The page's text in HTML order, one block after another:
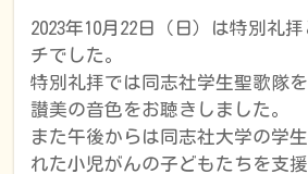
2023年10月22日（日）は特別礼
チでした。
特別礼拝では同志社学生聖歌隊
讃美の音色をお聴きしました。
また午後からは同志社大学の学
れた小児がんの子どもたちを支